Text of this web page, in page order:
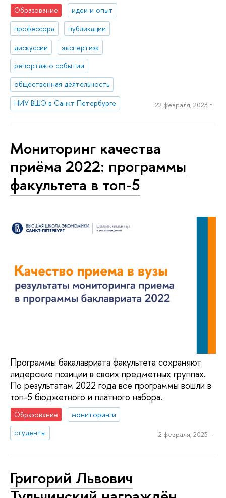
Образование
идеи и опыт
профессора
публикации
дискуссии
экспертиза
репортаж о событии
общественная деятельность
НИУ ВШЭ в Санкт-Петербурге
22 февраля, 2023 г.
Мониторинг качества
приёма 2022: программы
факультета в топ-5
Программы бакалавриата факультета сохраняют
лидерские позиции в своих предметных группах.
По результатам 2022 года все программы вошли в
топ-5 бюджетного и платного набора.
Образование
мониторинги
студенты
2 февраля, 2023 г.
Григорий Львович